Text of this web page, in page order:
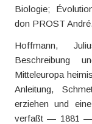
Biologie;
don PROST
Hoffmann,
Beschreibung
Mitteleuropa
Anleitung,
erziehen und
verfaßt — 1881 —